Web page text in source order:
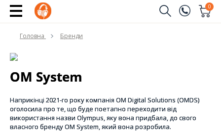
0
Ім'я
Телефон
Надіслати
Головна Бренди
OM System
Наприкінці 2021-го року компанія OM Digital Solutions (OMDS)
оголосила про те, що буде поетапно переходити від
використання назви Olympus, яку вона придбала, до свого
власного бренду OM System, який вона розробила.